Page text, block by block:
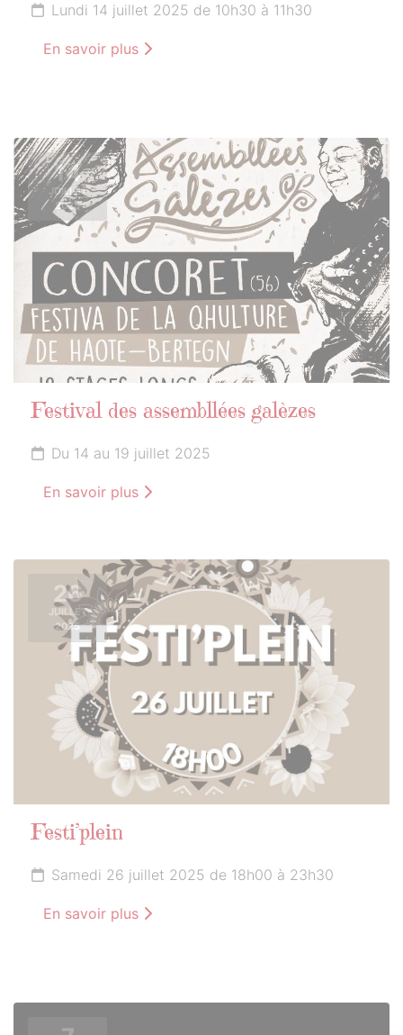
Lundi 14 juillet 2025 de 10h30 à 11h30
En savoir plus
14
JUILLET
2025
Festival des assembllées galèzes
Du 14 au 19 juillet 2025
En savoir plus
26
JUILLET
2025
Festi’plein
Samedi 26 juillet 2025 de 18h00 à 23h30
En savoir plus